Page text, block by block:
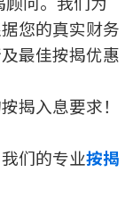
您的真实财务
最佳按揭优惠
揭入息要求！
们的专业按揭